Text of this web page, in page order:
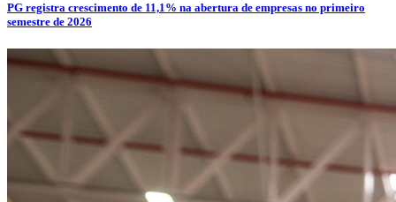
PG registra crescimento de 11,1% na abertura de empresas no primeiro
semestre de 2026